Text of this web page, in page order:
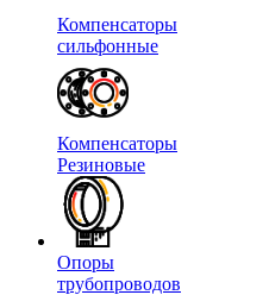
Компенсаторы
сильфонные
Компенсаторы
Резиновые
Опоры
трубопроводов